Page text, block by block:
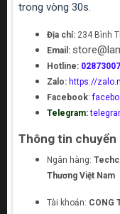
trong vòng 30s.
Địa chỉ: 234 Bình
Email:
Hotline:
Zalo: https://
Facebook:
Telegram:
Thông tin chuyển
Ngân hàng:
Thương Việt Nam
Tài khoản: CONG